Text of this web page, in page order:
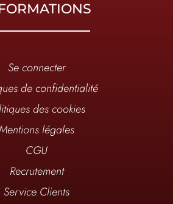
Se connecter
de confidentialité
des cookies
légales
CGU
Recrutement
Service Clients